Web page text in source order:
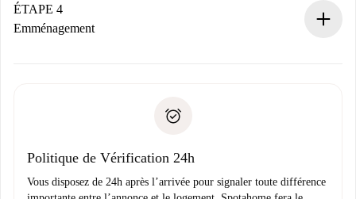
contact avec le propriétaire.
Si refusé : aucun prélèvement et nous vous proposerons
Justificatif de solvabilité
ÉTAPE 4
Emménagement
uniquement si aucun problème n'est signalé.
Politique de Vérification 24h
Vous disposez de 24h après l’arrivée pour signaler toute différence